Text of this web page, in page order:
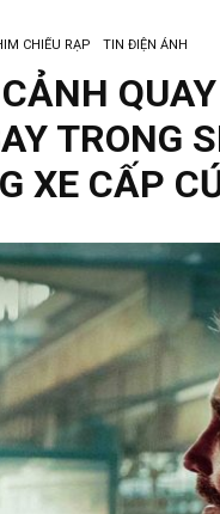
CHIẾU RẠP TIN ĐIỆN ẢNH
TRONG
XE CẤP